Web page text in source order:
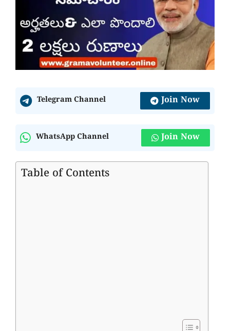
Telegram Channel Join Now
WhatsApp Channel Join Now
Table of Contents